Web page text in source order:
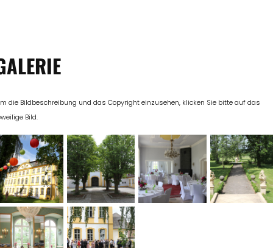
die Bildbeschreibung und das Copyright einzusehen, klicken Sie bitte auf das
Bild.